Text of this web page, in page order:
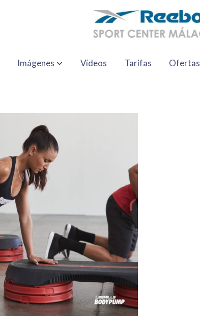
Imágenes Vídeos Tarifas Ofertas